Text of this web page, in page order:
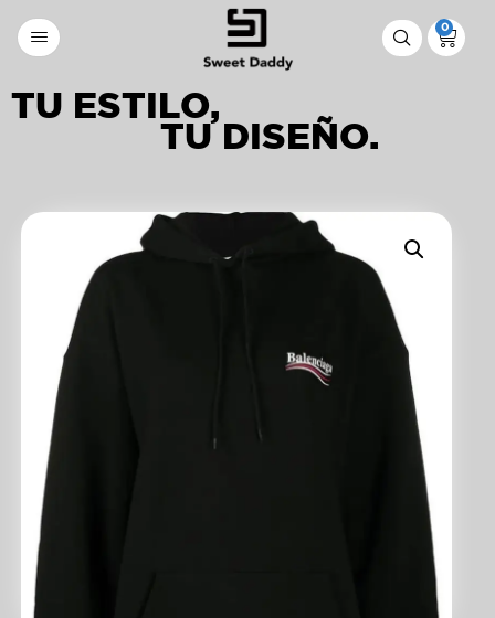
0
TU ESTILO,
TU DISEÑO.